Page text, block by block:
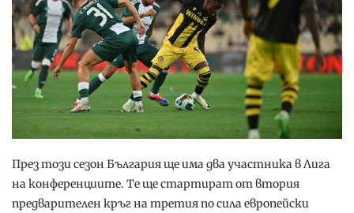
През този сезон България ще има два участника в Лига
на конференциите. Те ще стартират от втория
предварителен кръг на третия по сила европейски